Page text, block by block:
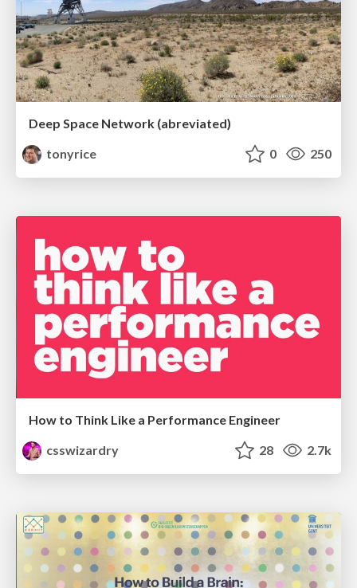
Deep Space Network (abreviated)
tonyrice
0 250
How to Think Like a Performance Engineer
csswizardry
28 2.7k